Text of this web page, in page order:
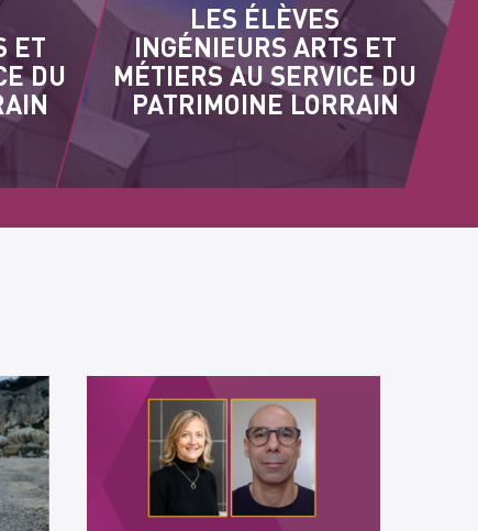
ET
DU
LES ÉLÈVES
INGÉNIEURS ARTS ET
MÉTIERS AU SERVICE DU
PATRIMOINE LORRAIN